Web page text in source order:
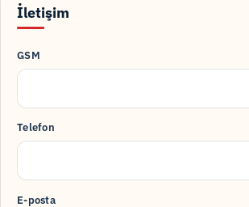
İletişim
GSM
Telefon
E-posta